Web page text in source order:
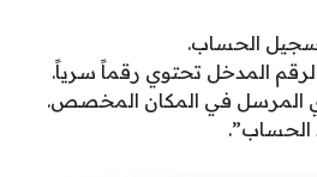
الحساب.
المدخل تحتوي رقماً سرياً.
المرسل في المكان المخصص.
الحساب”.